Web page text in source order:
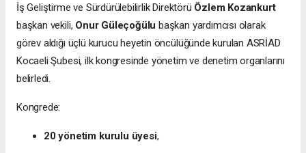
İş Geliştirme ve Sürdürülebilirlik Direktörü Özlem Kozankurt
başkan vekili, Onur Güleçoğülu başkan yardımcısı olarak
görev aldığı üçlü kurucu heyetin öncülüğünde kurulan ASRİAD
Kocaeli Şubesi, ilk kongresinde yönetim ve denetim organlarını
belirledi.
Kongrede:
20 yönetim kurulu üyesi,